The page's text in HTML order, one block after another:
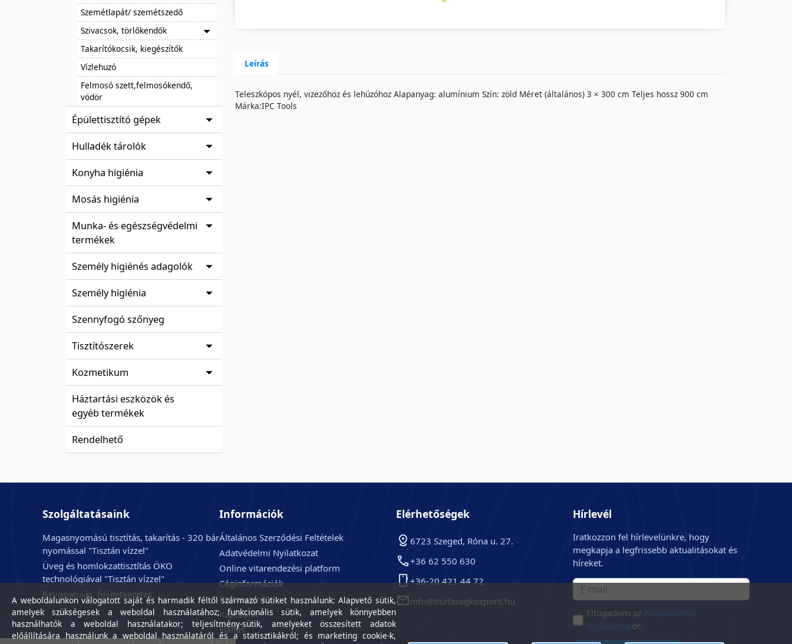
Szemétlapát/ szemétszedő
Szivacsok, törlőkendők
Takarítókocsik, kiegészítők
Vízlehuzó
Felmosó szett,felmosókendő,
vödör
Épülettisztító gépek
Hulladék tárolók
Konyha higiénia
Mosás higiénia
Munka- és egészségvédelmi
termékek
Személy higiénés adagolók
Személy higiénia
Szennyfogó szőnyeg
Tisztítószerek
Kozmetikum
Háztartási eszközök és
egyéb termékek
Rendelhető
Leírás
Teleszkópos nyél, vizezőhöz és lehúzóhoz Alapanyag: alumínium Szín: zöld Méret (általános) 3 × 300 cm Teljes hossz 900 cm
Márka:IPC Tools
Szolgáltatásaink
Magasnyomású tisztítás, takarítás - 320 bár
nyomással "Tisztán vízzel"
Üveg és homlokzattisztítás ÖKO
technológiával "Tisztán vízzel"
Bevonatolás, felületkezelés
Információk
Általános Szerződési Feltételek
Adatvédelmi Nyilatkozat
Online vitarendezési platform
Céginformációk
Partnereink
Kapcsolat
Elállás
Elérhetőségek
6723 Szeged, Róna u. 27.
+36 62 550 630
+36-20 421 44 72
info@tisztasagkozpont.hu
Hírlevél
Iratkozzon fel hírlevelünkre, hogy
megkapja a legfrissebb aktualitásokat és
híreket.
Elfogadom az Adatvédelmi
Nyilatkozatot.
A weboldalunkon válogatott saját és harmadik féltől származó sütiket használunk: Alapvető sütik,
amelyek szükségesek a weboldal használatához; funkcionális sütik, amelyek könnyebben
használhatók a weboldal használatakor; teljesítmény-sütik, amelyeket összesített adatok
előállítására használunk a weboldal használatáról és a statisztikákról; és marketing cookie-k,